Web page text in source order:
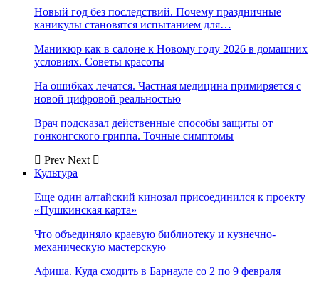
Новый год без последствий. Почему праздничные
каникулы становятся испытанием для…
Маникюр как в салоне к Новому году 2026 в домашних
условиях. Советы красоты
На ошибках лечатся. Частная медицина примиряется с
новой цифровой реальностью
Врач подсказал действенные способы защиты от
гонконгского гриппа. Точные симптомы
Prev Next
Культура
Еще один алтайский кинозал присоединился к проекту
«Пушкинская карта»
Что объединяло краевую библиотеку и кузнечно-
механическую мастерскую
Афиша. Куда сходить в Барнауле со 2 по 9 февраля